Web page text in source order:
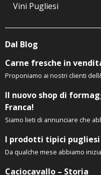
Vini Pugliesi
Dal Blog
Carne fresche in
Proponiamo ai nostri clienti
Il nuovo shop di
Franca!
Siamo lieti di annunciare che
I prodotti tipici
Da qualche mese abbiamo
Caciocavallo – Storia